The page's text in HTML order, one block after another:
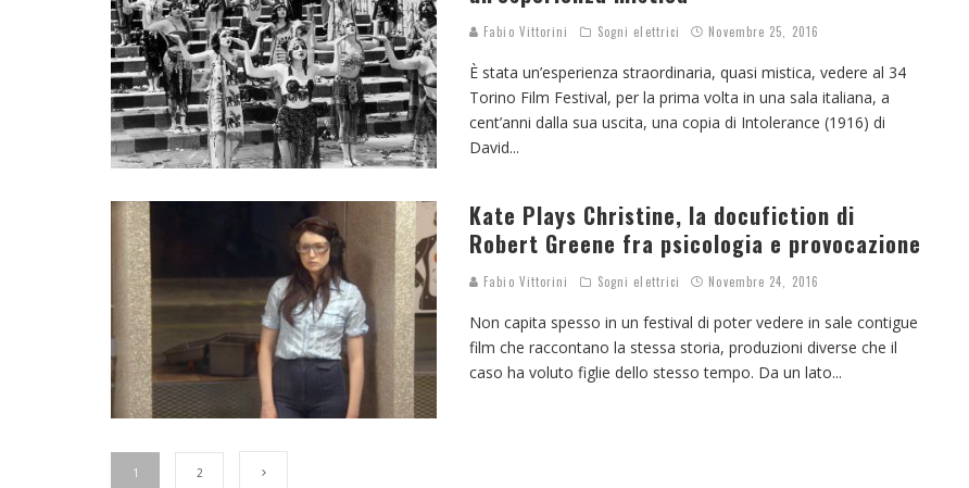
Fabio Vittorini Sogni elettrici Novembre 25, 2016
È stata un’esperienza straordinaria, quasi mistica, vedere al 34
Torino Film Festival, per la prima volta in una sala italiana, a
cent’anni dalla sua uscita, una copia di Intolerance (1916) di
David...
Kate Plays Christine, la docufiction di
Robert Greene fra psicologia e provocazione
Fabio Vittorini Sogni elettrici Novembre 24, 2016
Non capita spesso in un festival di poter vedere in sale contigue
film che raccontano la stessa storia, produzioni diverse che il
caso ha voluto figlie dello stesso tempo. Da un lato...
1 2